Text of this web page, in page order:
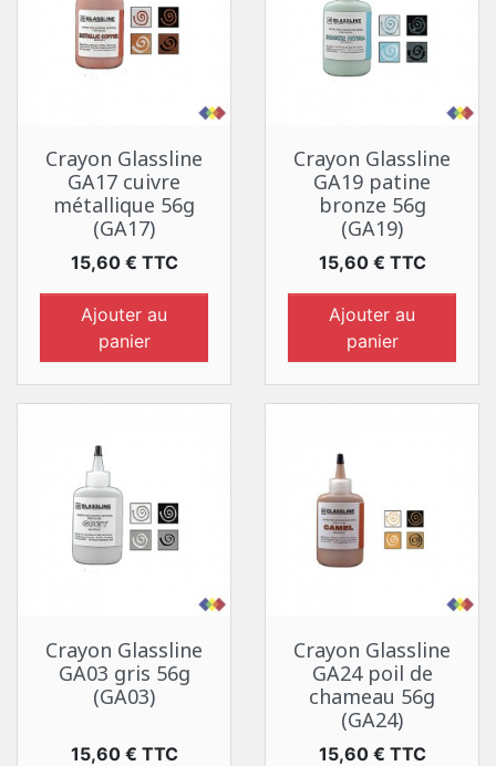
Crayon Glassline
GA17 cuivre
métallique 56g
(GA17)
Prix
15,60 € TTC
Ajouter au
panier
Crayon Glassline
GA19 patine
bronze 56g
(GA19)
Prix
15,60 € TTC
Ajouter au
panier
Crayon Glassline
GA03 gris 56g
(GA03)
Prix
15,60 € TTC
Crayon Glassline
GA24 poil de
chameau 56g
(GA24)
Prix
15,60 € TTC